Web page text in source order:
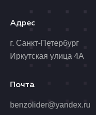
Адрес
г. Санкт-Петербург
Иркутская улица 4А
Почта
benzolider@yandex.ru